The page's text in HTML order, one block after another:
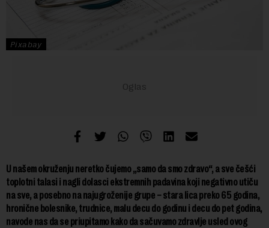
Pixabay
U našem okruženju neretko čujemo „samo da smo zdravo“, a sve češći
toplotni talasi i nagli dolasci ekstremnih padavina koji negativno utiču
na sve, a posebno na najugroženije grupe – stara lica preko 65 godina,
hronične bolesnike, trudnice, malu decu do godinu i decu do pet godina,
navode nas da se priupitamo kako da sačuvamo zdravlje usled ovog